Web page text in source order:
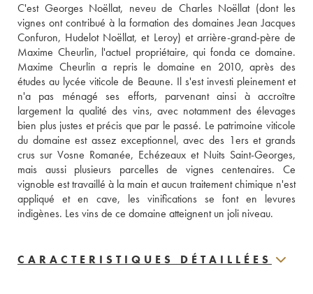
C'est Georges Noëllat, neveu de Charles Noëllat (dont les
vignes ont contribué à la formation des domaines Jean Jacques
Confuron, Hudelot Noëllat, et Leroy) et arrière-grand-père de
Maxime Cheurlin, l'actuel propriétaire, qui fonda ce domaine.
Maxime Cheurlin a repris le domaine en 2010, après des
études au lycée viticole de Beaune. Il s'est investi pleinement et
n'a pas ménagé ses efforts, parvenant ainsi à accroître
largement la qualité des vins, avec notamment des élevages
bien plus justes et précis que par le passé. Le patrimoine viticole
du domaine est assez exceptionnel, avec des 1ers et grands
crus sur Vosne Romanée, Echézeaux et Nuits Saint-Georges,
mais aussi plusieurs parcelles de vignes centenaires. Ce
vignoble est travaillé à la main et aucun traitement chimique n'est
appliqué et en cave, les vinifications se font en levures
indigènes. Les vins de ce domaine atteignent un joli niveau.
CARACTERISTIQUES DÉTAILLÉES